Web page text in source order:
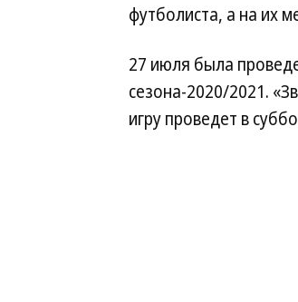
футболиста, а на их
27 июля была
сезона-2020/2021.
игру проведет в